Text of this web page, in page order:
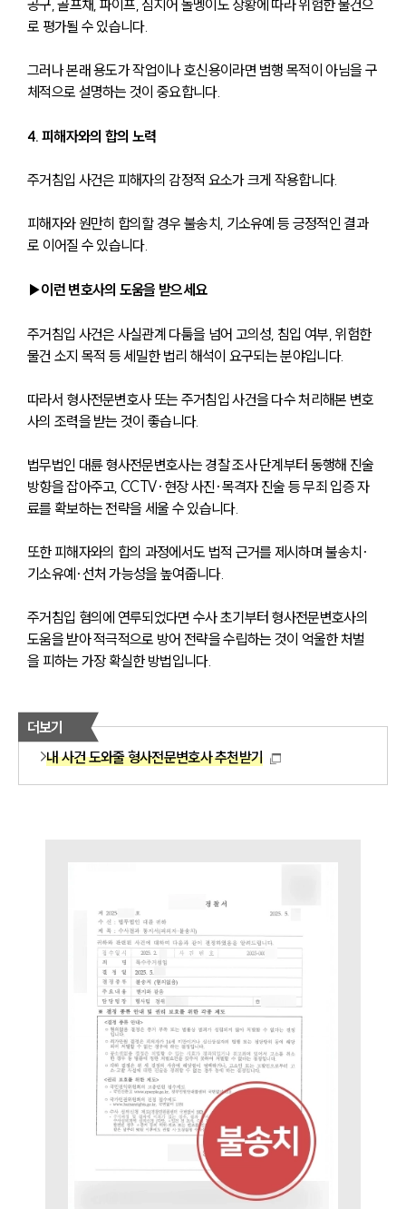
법률정보
법률지식인
고객후기
법률상담전문변호사
소식/자료
언론보도
공지사항
법률 블로그
뉴스레터/브로슈어
세미나
대륜법률상담예약
대륜법률상담예약
공구, 골프채, 파이프, 심지어 돌멩이도 상황에 따라 위험한 물건으
로 평가될 수 있습니다.
그러나 본래 용도가 작업이나 호신용이라면 범행 목적이 아님을 구
체적으로 설명하는 것이 중요합니다.
4. 피해자와의 합의 노력
주거침입 사건은 피해자의 감정적 요소가 크게 작용합니다.
피해자와 원만히 합의할 경우 불송치, 기소유예 등 긍정적인 결과
로 이어질 수 있습니다.
▶이런 변호사의 도움을 받으세요
주거침입 사건은 사실관계 다툼을 넘어 고의성, 침입 여부, 위험한
물건 소지 목적 등 세밀한 법리 해석이 요구되는 분야입니다.
따라서 형사전문변호사 또는 주거침입 사건을 다수 처리해본 변호
사의 조력을 받는 것이 좋습니다.
법무법인 대륜 형사전문변호사는 경찰 조사 단계부터 동행해 진술
방향을 잡아주고, CCTV·현장 사진·목격자 진술 등 무죄 입증 자
료를 확보하는 전략을 세울 수 있습니다.
또한 피해자와의 합의 과정에서도 법적 근거를 제시하며 불송치·
기소유예·선처 가능성을 높여줍니다.
주거침입 혐의에 연루되었다면 수사 초기부터 형사전문변호사의
도움을 받아 적극적으로 방어 전략을 수립하는 것이 억울한 처벌
을 피하는 가장 확실한 방법입니다.
더보기
내 사건 도와줄 형사전문변호사 추천받기